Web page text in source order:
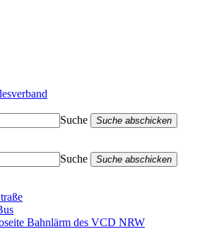
Suche
Suche abschicken
Suche
Suche abschicken
Bahnlärm des VCD NRW